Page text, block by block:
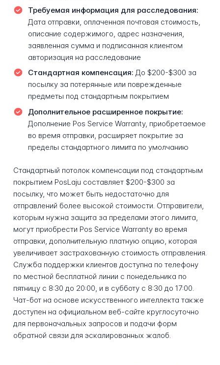
Требуемая информация для расследования:
Дата отправки, оплаченная почтовая стоимость,
описание содержимого, адрес назначения,
заявленная сумма и подписанная клиентом
авторизация на расследование
Стандартная компенсация: До $200-$300 за
посылку за потерянные или поврежденные
предметы под стандартным покрытием
Дополнительное расширенное покрытие:
Дополнение Pos Service Warranty, приобретаемое
во время отправки, расширяет покрытие за
пределы стандартного лимита по умолчанию
Стандартный потолок компенсации под стандартным
покрытием PosLaju составляет $200-$300 за
посылку, что может быть недостаточно для
отправлений более высокой стоимости. Отправители,
которым нужна защита за пределами этого лимита,
могут приобрести Pos Service Warranty во время
отправки, дополнительную платную опцию, которая
увеличивает застрахованную стоимость отправления.
Служба поддержки клиентов доступна по телефону
по местной бесплатной линии с понедельника по
пятницу с 8:30 до 20:00, и в субботу с 8:30 до 17:00.
Чат-бот на основе искусственного интеллекта также
доступен на официальном веб-сайте круглосуточно
для первоначальных запросов и подачи форм
обратной связи для эскалированных жалоб.